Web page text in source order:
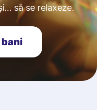
să se relaxeze.